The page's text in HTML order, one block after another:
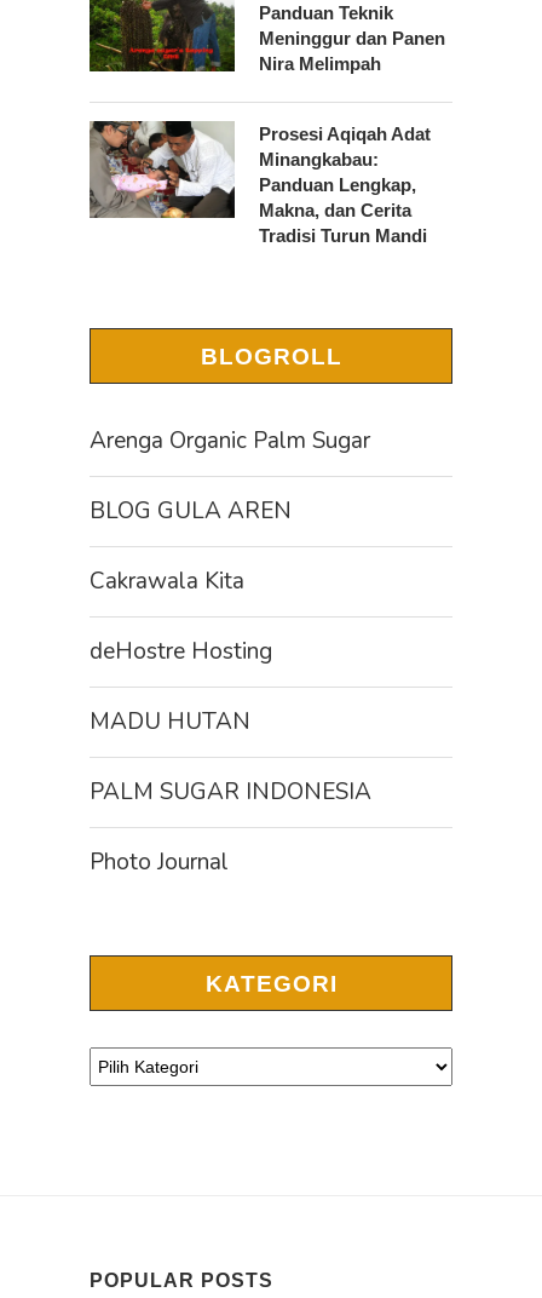
Panduan Teknik
Meninggur dan Panen
Nira Melimpah
Prosesi Aqiqah Adat
Minangkabau:
Panduan Lengkap,
Makna, dan Cerita
Tradisi Turun Mandi
BLOGROLL
Arenga Organic Palm Sugar
BLOG GULA AREN
Cakrawala Kita
deHostre Hosting
MADU HUTAN
PALM SUGAR INDONESIA
Photo Journal
KATEGORI
POPULAR POSTS